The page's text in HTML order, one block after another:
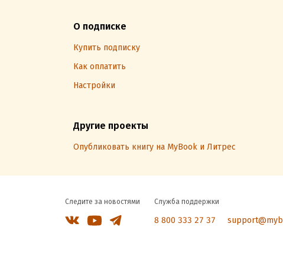
О подписке
Купить подписку
Как оплатить
Настройки
Другие проекты
Опубликовать книгу на MyBook и Литрес
Следите за новостями Служба поддержки
8 800 333 27 37